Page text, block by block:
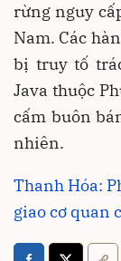
rừng nguy
Nam. Các
bị truy tố
Java thuộc
cấm buôn
nhiên.
Thanh Hóa:
giao cơ quan